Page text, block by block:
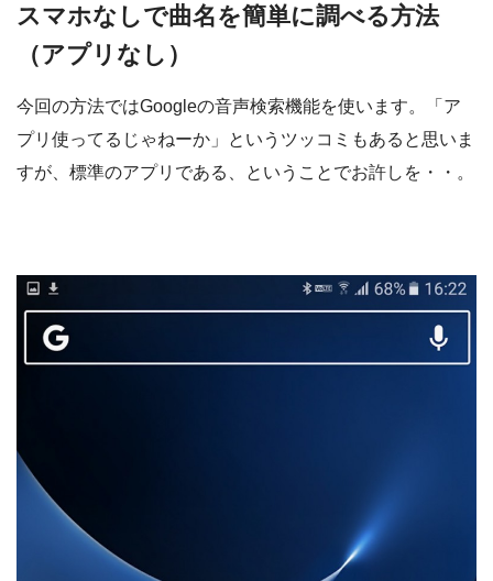
スマホなしで曲名を簡単に調べる方法
（アプリなし）
今回の方法ではGoogleの音声検索機能を使います。「ア
プリ使ってるじゃねーか」というツッコミもあると思いま
すが、標準のアプリである、ということでお許しを・・。